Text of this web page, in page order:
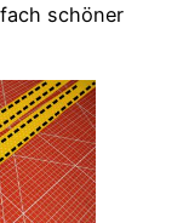
schöner